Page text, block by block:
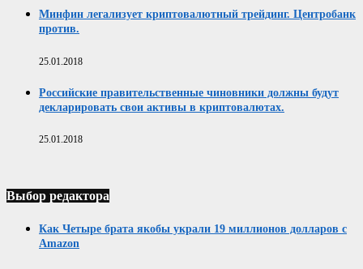
Минфин легализует криптовалютный трейдинг. Центробанк
против.
25.01.2018
Российские правительственные чиновники должны будут
декларировать свои активы в криптовалютах.
25.01.2018
Выбор редактора
Как Четыре брата якобы украли 19 миллионов долларов с
Amazon